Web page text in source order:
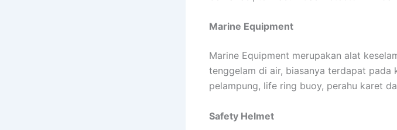
Marine Equipment
Marine Equipment merupakan alat
tenggelam di air, biasanya terdapat pada
pelampung, life ring buoy, perahu karet
Safety Helmet